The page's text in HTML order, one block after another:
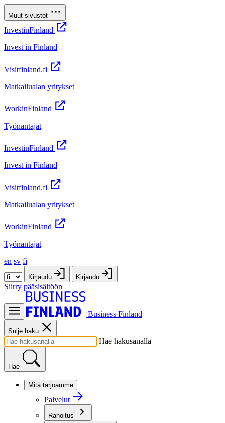
Muut sivustot
InvestinFinland
Invest in Finland
Visitfinland.fi
Matkailualan yritykset
WorkinFinland
Työnantajat
InvestinFinland
Invest in Finland
Visitfinland.fi
Matkailualan yritykset
WorkinFinland
Työnantajat
en sv fi
Kirjaudu Kirjaudu
Siirry pääsisältöön
Business Finland
Sulje haku
Hae hakusanalla
Hae
Mitä tarjoamme
Palvelut
Rahoitus